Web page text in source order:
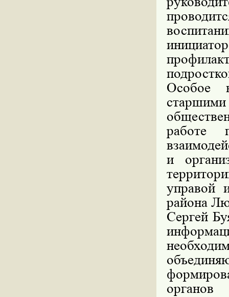
Особое
работе
и
управой
района
Сергей